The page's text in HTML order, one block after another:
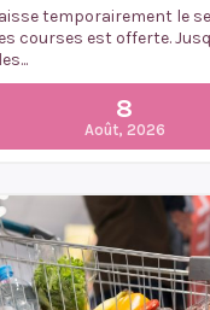
temporairement le
courses est offerte.
8
Août, 2026